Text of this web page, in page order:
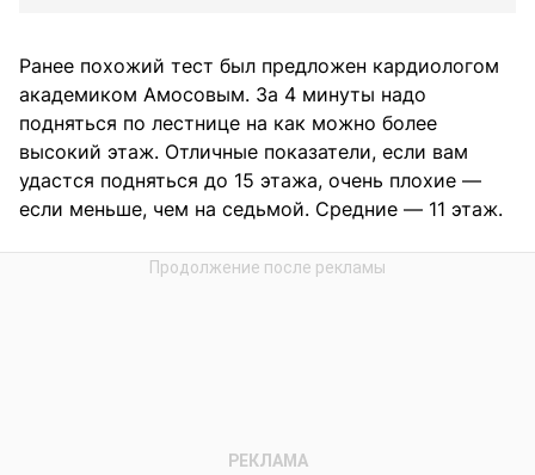
Ранее похожий тест был предложен кардиологом
академиком Амосовым. За 4 минуты надо
подняться по лестнице на как можно более
высокий этаж. Отличные показатели, если вам
удастся подняться до 15 этажа, очень плохие —
если меньше, чем на седьмой. Средние — 11 этаж.